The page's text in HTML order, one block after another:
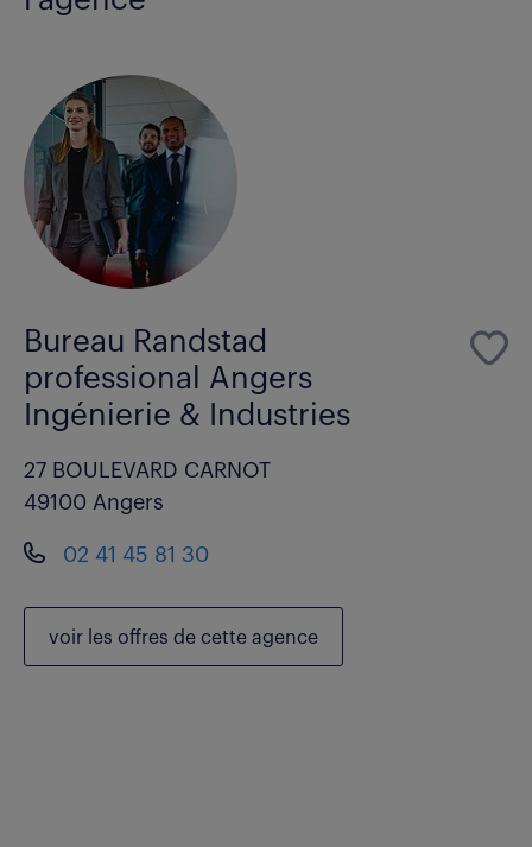
Bureau Randstad
professional Angers
Ingénierie & Industries
27 BOULEVARD CARNOT
49100 Angers
02 41 45 81 30
voir les offres de cette agence